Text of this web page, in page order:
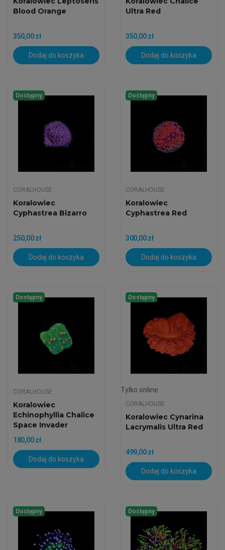
Blood Orange
350,00 zł
Dodaj do koszyka
Ultra Red
350,00 zł
Dodaj do koszyka
Dostępny
CORALHOUSE
Koralowiec
Cyphastrea Bizarro
250,00 zł
Dodaj do koszyka
Dostępny
CORALHOUSE
Koralowiec
Cyphastrea Red
300,00 zł
Dodaj do koszyka
Dostępny
CORALHOUSE
Koralowiec
Echinophyllia Chalice
Space Invader
180,00 zł
Dodaj do koszyka
Dostępny
Tylko online
CORALHOUSE
Koralowiec Cynarina
Lacrymalis Ultra Red
499,00 zł
Dodaj do koszyka
Dostępny Dostępny